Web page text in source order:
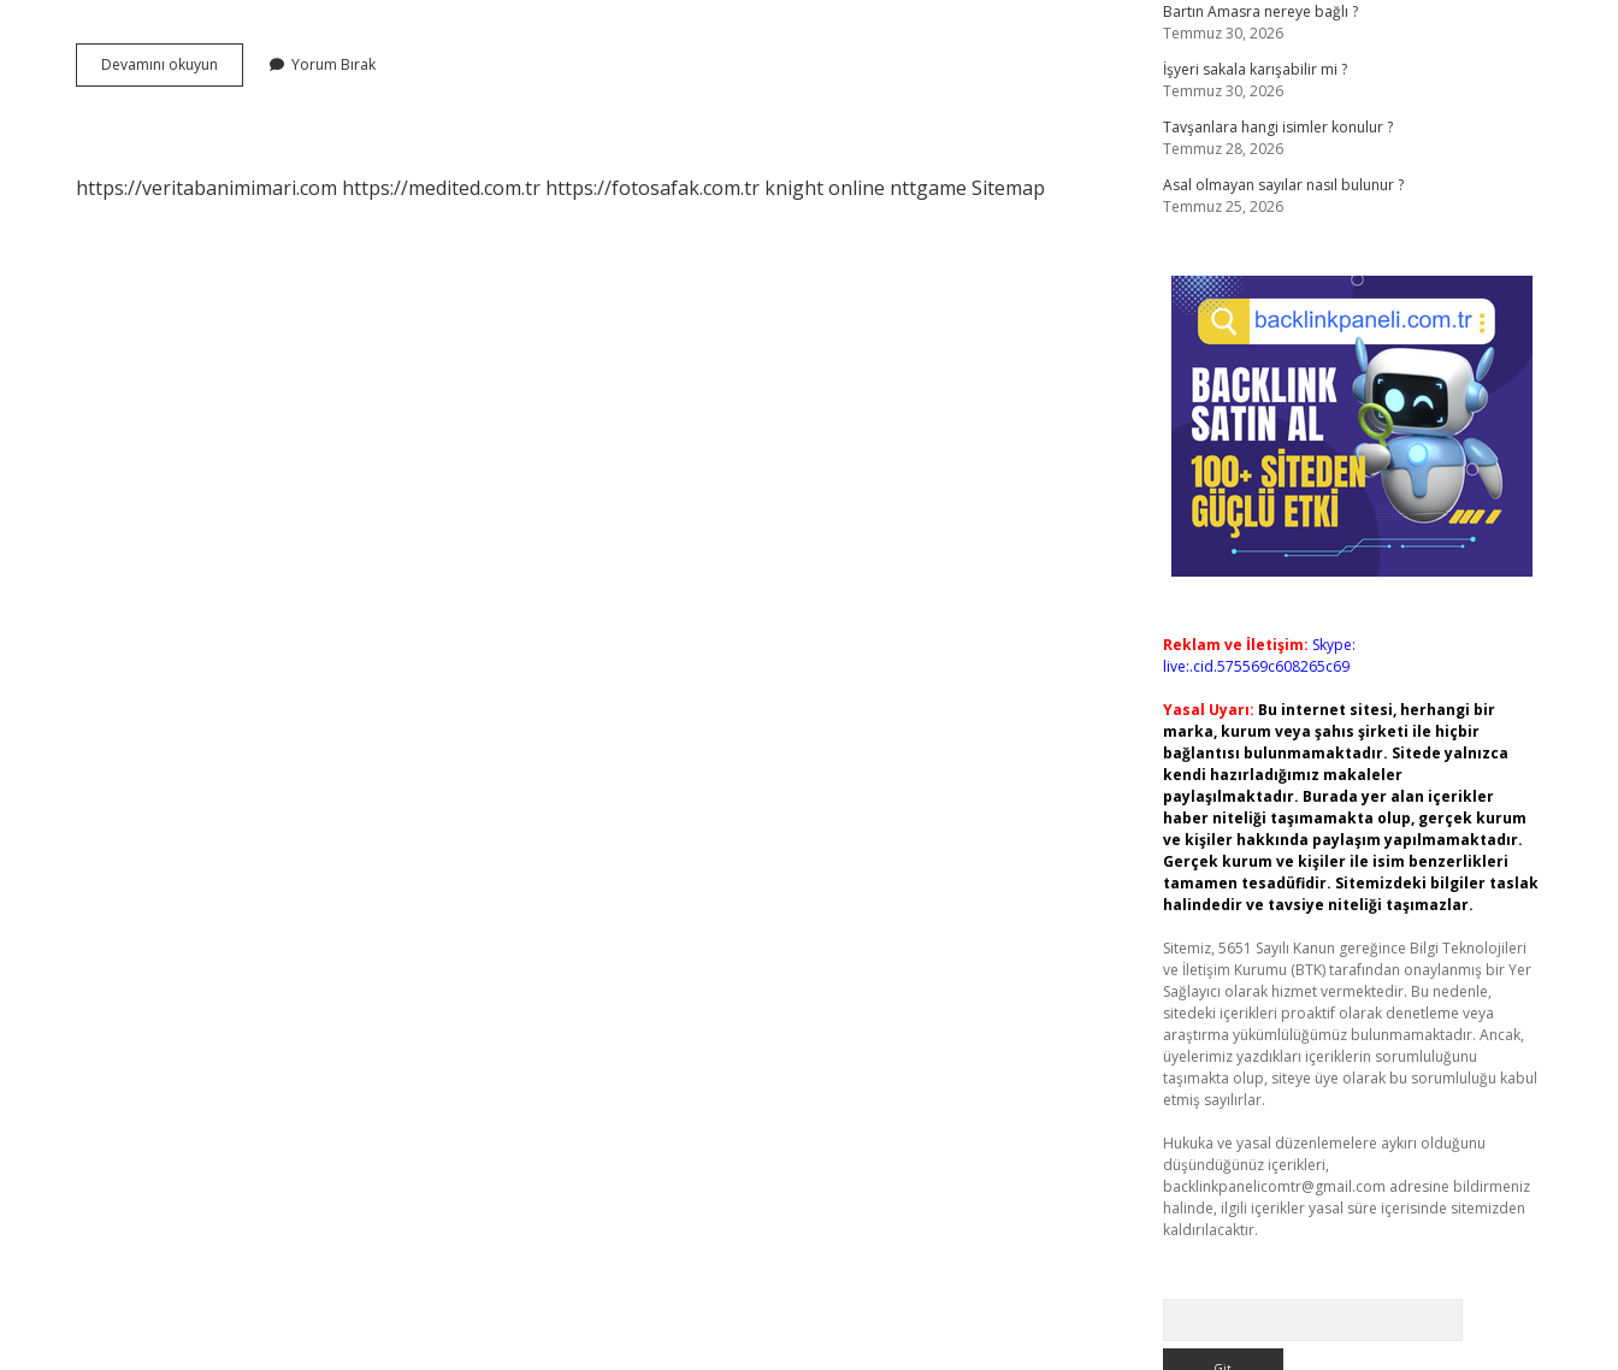
Devamını okuyun
Nedir
Yorum Bırak
https://veritabanimimari.com https://medited.com.tr https://fotosafak.com.tr knight online nttgame Sitemap
Bartın Amasra nereye bağlı ?
Temmuz 30, 2026
İşyeri sakala karışabilir mi ?
Temmuz 30, 2026
Tavşanlara hangi isimler konulur ?
Temmuz 28, 2026
Asal olmayan sayılar nasıl bulunur ?
Temmuz 25, 2026
Reklam ve İletişim: Skype:
live:.cid.575569c608265c69
Yasal Uyarı: Bu internet sitesi, herhangi bir
marka, kurum veya şahıs şirketi ile hiçbir
bağlantısı bulunmamaktadır. Sitede yalnızca
kendi hazırladığımız makaleler
paylaşılmaktadır. Burada yer alan içerikler
haber niteliği taşımamakta olup, gerçek kurum
ve kişiler hakkında paylaşım yapılmamaktadır.
Gerçek kurum ve kişiler ile isim benzerlikleri
tamamen tesadüfidir. Sitemizdeki bilgiler taslak
halindedir ve tavsiye niteliği taşımazlar.
Sitemiz, 5651 Sayılı Kanun gereğince Bilgi Teknolojileri
ve İletişim Kurumu (BTK) tarafından onaylanmış bir Yer
Sağlayıcı olarak hizmet vermektedir. Bu nedenle,
sitedeki içerikleri proaktif olarak denetleme veya
araştırma yükümlülüğümüz bulunmamaktadır. Ancak,
üyelerimiz yazdıkları içeriklerin sorumluluğunu
taşımakta olup, siteye üye olarak bu sorumluluğu kabul
etmiş sayılırlar.
Hukuka ve yasal düzenlemelere aykırı olduğunu
düşündüğünüz içerikleri,
backlinkpanelicomtr@gmail.com adresine bildirmeniz
halinde, ilgili içerikler yasal süre içerisinde sitemizden
kaldırılacaktır.